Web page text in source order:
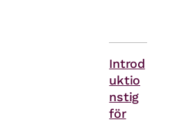
Introd
uktio
nstig
för